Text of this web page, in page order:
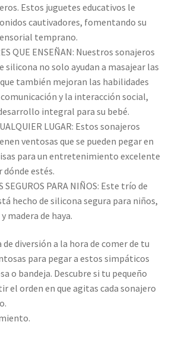
Estos juguetes educativos le
cautivadores, fomentando su
temprano.
QUE ENSEÑAN: Nuestros sonajeros
silicona no solo ayudan a masajear las
también mejoran las habilidades
y la interacción social,
integral para su bebé.
LUGAR: Estos sonajeros
ventosas que se pueden pegar en
para un entretenimiento excelente
estés.
SEGUROS PARA NIÑOS: Este trío de
hecho de silicona segura para niños,
madera de haya.
diversión a la hora de comer de tu
para pegar a estos simpáticos
o bandeja. Descubre si tu pequeño
el orden en que agitas cada sonajero